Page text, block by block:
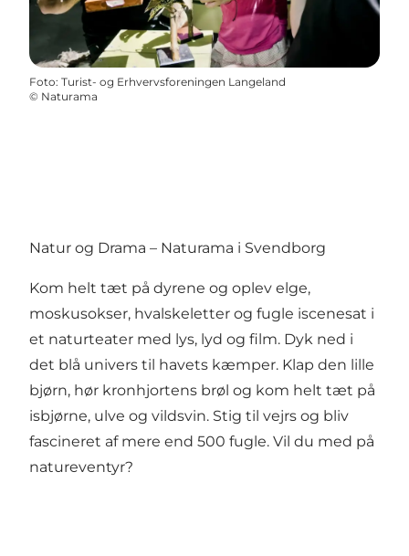
Foto: Turist- og Erhvervsforeningen Langeland
© Naturama
Natur og Drama – Naturama i Svendborg
Kom helt tæt på dyrene og oplev elge,
moskusokser, hvalskeletter og fugle iscenesat i
et naturteater med lys, lyd og film. Dyk ned i
det blå univers til havets kæmper. Klap den lille
bjørn, hør kronhjortens brøl og kom helt tæt på
isbjørne, ulve og vildsvin. Stig til vejrs og bliv
fascineret af mere end 500 fugle. Vil du med på
natureventyr?